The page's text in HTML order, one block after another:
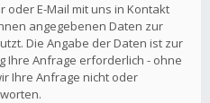
E-Mail mit uns in Kontakt
angegebenen Daten zur
Die Angabe der Daten ist zur
Ihre Anfrage erforderlich - ohne
Ihre Anfrage nicht oder